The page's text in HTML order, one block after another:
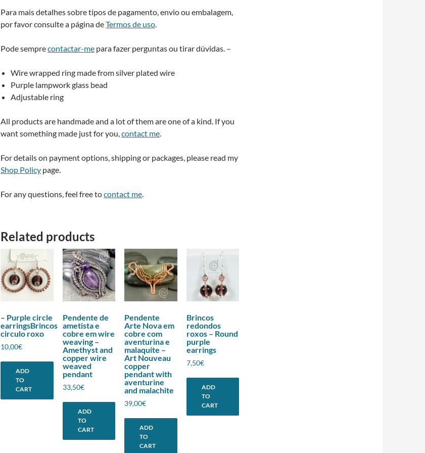
Para mais detalhes sobre tipos de pagamento, envio ou embalagem,
por favor consulte a página deTermos de uso
Pode semprecontactar-me para fazer perguntas ou tirar dúvidas. –
Wire wrapped ring made from silver plated wire
Purple lampwork glass bead
Adjustable ring
All products are handmade and a lot of them are one of a kind. If you
want something made just for you, contact me
For details on payment options, shipping or packages, please read my
Shop Policy page.
For any questions, feel free tocontact me
Related products
– Purple circle
earringsBrincos
circulo roxo
10,00€
ADD
TO
CART
Pendente de
ametista e
cobre em wire
weaving –
Amethyst and
copper wire
weaved
pendant
33,50€
ADD
TO
CART
Pendente
Arte Nova em
cobre com
aventurina e
malaquite –
Art Nouveau
copper
pendant with
aventurine
and malachite
39,00€
ADD
TO
CART
Brincos
redondos
roxos – Round
purple
earrings
7,50€
ADD
TO
CART